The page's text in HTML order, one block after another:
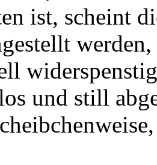
ist, scheint
und still